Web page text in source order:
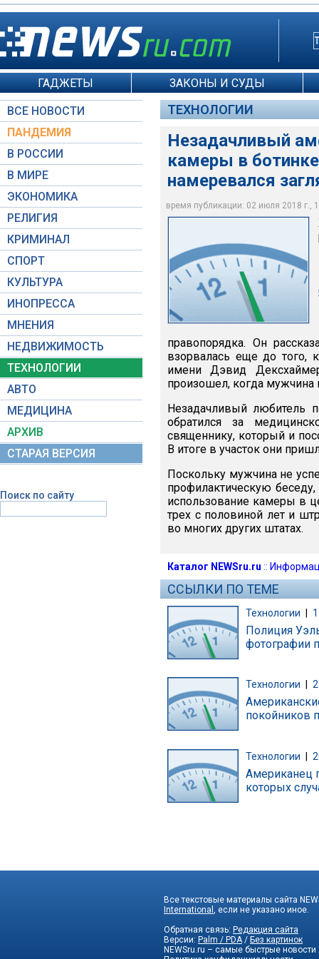
ГАДЖЕТЫ ЗАКОНЫ И СУДЫ
ВСЕ НОВОСТИ
ПАНДЕМИЯ
В РОССИИ
В МИРЕ
ЭКОНОМИКА
РЕЛИГИЯ
КРИМИНАЛ
СПОРТ
КУЛЬТУРА
ИНОПРЕССА
МНЕНИЯ
НЕДВИЖИМОСТЬ
ТЕХНОЛОГИИ
АВТО
МЕДИЦИНА
АРХИВ
СТАРАЯ ВЕРСИЯ
Поиск по сайту
ТЕХНОЛОГИИ
Незадачливый
камеры в
намеревался
время публикации: 02 июля 2018 г.,
Global Look Press
правопорядка. Он
взорвалась еще до того,
имени Дэвид
произошел, когда мужчина
Незадачливый любитель
обратился за
священнику, который и
В итоге в участок они
Поскольку мужчина не
профилактическую
использование камеры в
трех с половиной лет и
во многих других штатах.
Каталог NEWSru.ru ::
ССЫЛКИ ПО ТЕМЕ
Технологии
Полиция
фотографии
Технологии
покойников
Технологии |
Американец
которых
Все текстовые материалы сайта
International
, если не указано иное.
Обратная связь: Редакция сайта
Версии: Palm / PDA / Без картинок
NEWSru.ru – самые быстрые новости